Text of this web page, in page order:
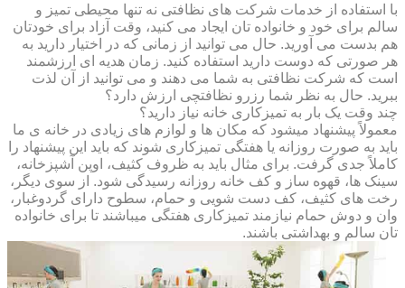
با استفاده از خدمات شرکت های نظافتی نه تنها محیطی تمیز و
سالم برای خود و خانواده تان ایجاد می کنید، وقت آزاد برای خودتان
هم بدست می آورید. حال می توانید از زمانی که در اختیار دارید به
هر صورتی که دوست دارید استفاده کنید. زمان هدیه ای ارزشمند
است که شرکت نظافتی به شما می دهند و می توانید از آن لذت
ببرید. حال به نظر شما رزرو نظافتچی ارزش دارد؟
چند وقت یک بار به تمیزکاری خانه نیاز دارید؟
معمولاً پیشنهاد میشود که مکان ها و لوازم های زیادی در خانه ی ما
باید به صورت روزانه یا هفتگی تمیزکاری شوند که باید این پیشنهاد را
کاملاً جدی گرفت. برای مثال باید به ظروف کثیف، اوپن آشپزخانه،
سینک ها، قهوه ساز و کف خانه روزانه رسیدگی شود. از سوی دیگر،
رخت های کثیف، کف دست شویی و حمام، سطوح دارای گردوغبار،
وان و دوش حمام نیازمند تمیزکاری هفتگی میباشند تا برای خانواده
تان سالم و بهداشتی باشند.